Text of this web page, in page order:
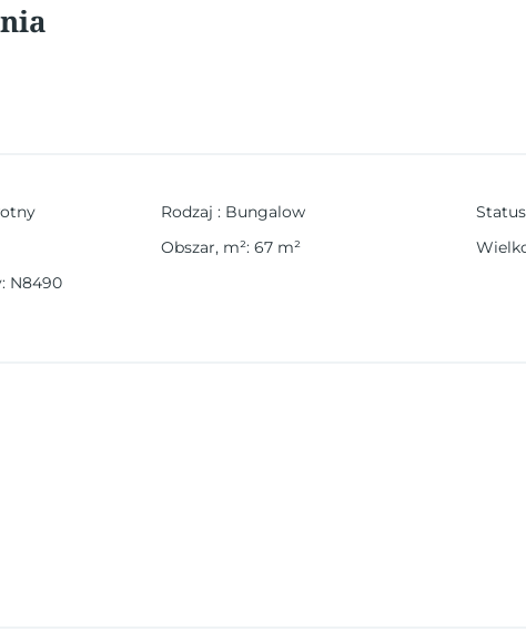
Rodzaj : Bungalow Status
Obszar, m²: 67 m²
: N8490
został zaprojektowany z myślą o osobach